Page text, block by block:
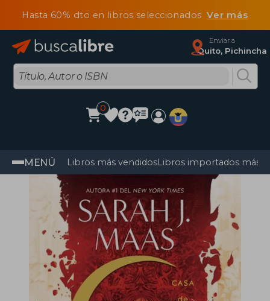
Hasta 60% dto en libros seleccionadosVer más
Enviar a
Quito, Pichincha
0
MENÚ Libros más vendidosLibros importados más